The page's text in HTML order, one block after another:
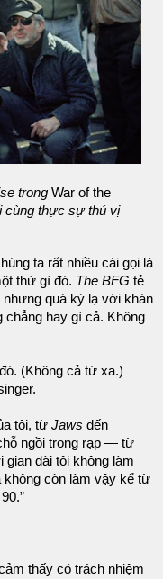
trongWar of the
cùng thực sự thú vị
ta rất nhiều cái gọi là
thứ gì đó. The BFG tẻ
nhưng quá kỳ lạ với khán
chẳng hay gì cả. Không
(Không cả từ xa.)
tôi, từ Jaws đến
ngồi trong rạp — từ
dài tôi không làm
không còn làm vậy kể từ
thấy có trách nhiệm